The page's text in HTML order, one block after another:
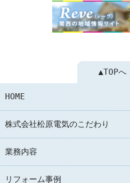
▲TOPへ
HOME
株式会社松原電気のこだわり
業務内容
リフォーム事例